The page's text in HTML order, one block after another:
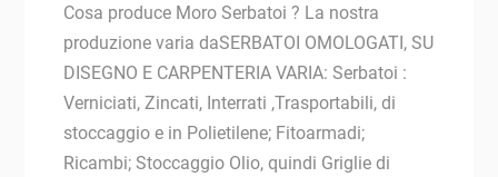
Cosa produce Moro Serbatoi ? La nostra
produzione varia daSERBATOI OMOLOGATI, SU
DISEGNO E CARPENTERIA VARIA: Serbatoi :
Verniciati, Zincati, Interrati ,Trasportabili, di
stoccaggio e in Polietilene; Fitoarmadi;
Ricambi; Stoccaggio Olio, quindi Griglie di